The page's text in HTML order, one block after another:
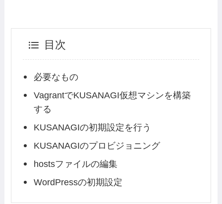
目次
必要なもの
VagrantでKUSANAGI仮想マシンを構築
する
KUSANAGIの初期設定を行う
KUSANAGIのプロビジョニング
hostsファイルの編集
WordPressの初期設定